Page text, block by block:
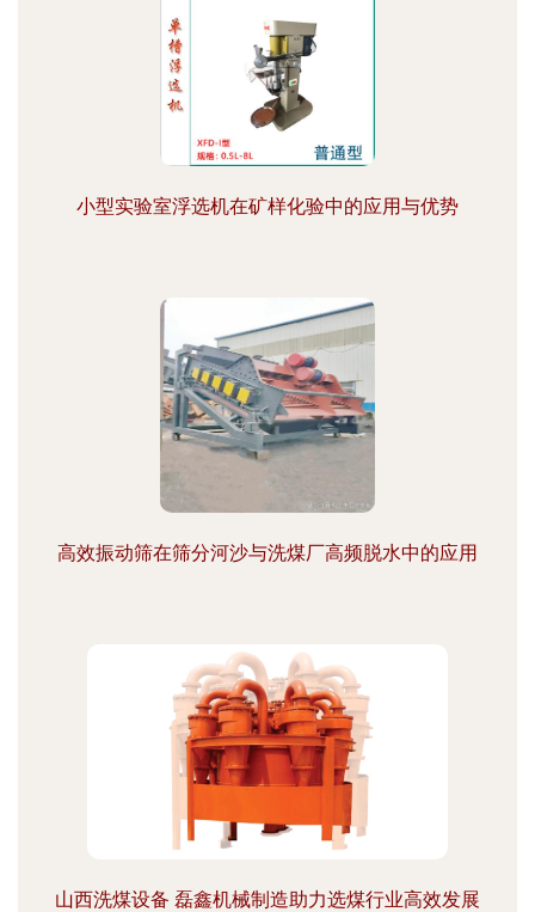
小型实验室浮选机在矿样化验中的应用与优势
高效振动筛在筛分河沙与洗煤厂高频脱水中的应用
山西洗煤设备 磊鑫机械制造助力选煤行业高效发展